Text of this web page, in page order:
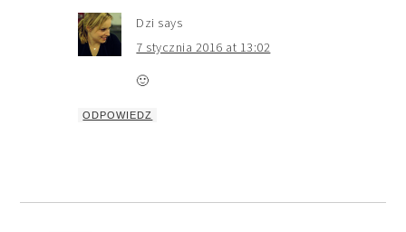
Dzi says
7 stycznia 2016 at 13:02
🙂
ODPOWIEDZ